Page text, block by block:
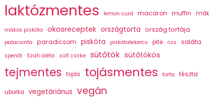
laktózmentes lemon curd macaron muffin mák
mákos piskóta okosreceptek országtorta ország tortája
palacsinta paradicsom piskóta piskótatekercs pite rizs saláta
spenót Szafi diéta sült csirke sütőtök sütőtökös
tejmentes tojás tojásmentes torta tészta
uborka vegetáriánus vegán